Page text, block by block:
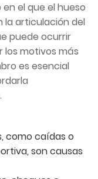
el que el hueso
la articulación del
puede ocurrir
los motivos más
es esencial
como caídas o
son causas